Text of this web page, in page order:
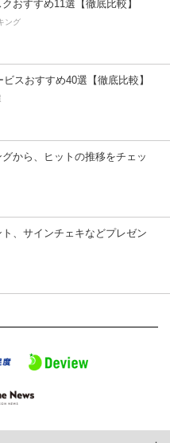
おすすめ11選【徹底比較】
ング
スおすすめ40選【徹底比較】
から、ヒットの推移をチェッ
、サインチェキなどプレゼン